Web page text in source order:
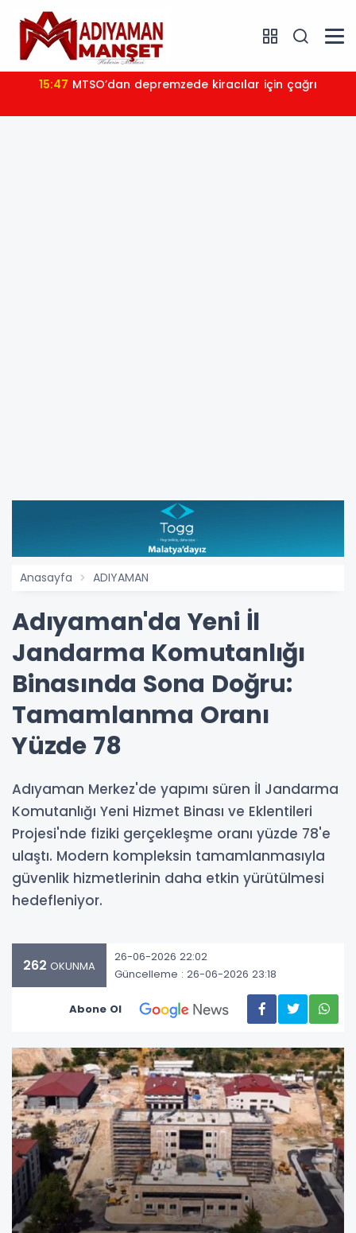
15:47 MTSO’dan depremzede kiracılar için çağrı
Anasayfa ADIYAMAN
Adıyaman'da Yeni İl
Jandarma Komutanlığı
Binasında Sona Doğru:
Tamamlanma Oranı
Yüzde 78
Adıyaman Merkez'de yapımı süren İl Jandarma
Komutanlığı Yeni Hizmet Binası ve Eklentileri
Projesi'nde fiziki gerçekleşme oranı yüzde 78'e
ulaştı. Modern kompleksin tamamlanmasıyla
güvenlik hizmetlerinin daha etkin yürütülmesi
hedefleniyor.
262 OKUNMA
26-06-2026 22:02
Güncelleme : 26-06-2026 23:18
Abone Ol